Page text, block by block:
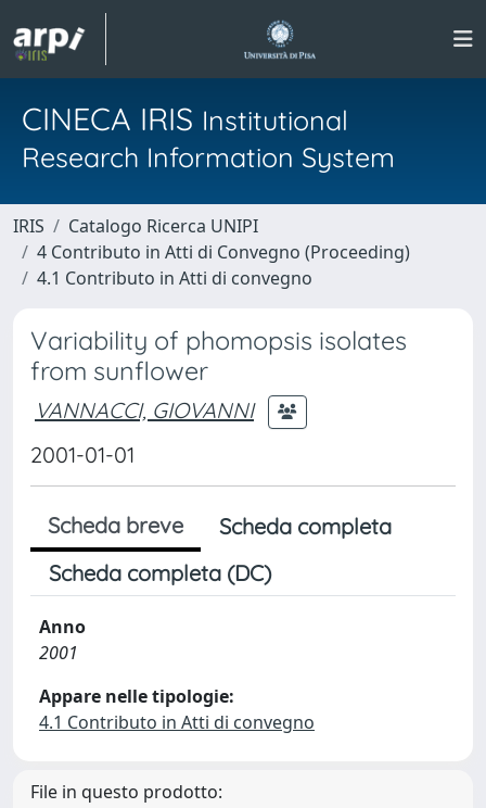
CINECA IRIS Institutional
Research Information System
IRIS
Catalogo Ricerca UNIPI
4 Contributo in Atti di Convegno (Proceeding)
4.1 Contributo in Atti di convegno
Variability of phomopsis isolates
from sunflower
VANNACCI, GIOVANNI
2001-01-01
Scheda breve
Scheda completa
Scheda completa (DC)
Anno
2001
Appare nelle tipologie:
4.1 Contributo in Atti di convegno
File in questo prodotto: